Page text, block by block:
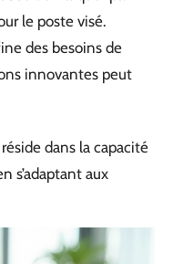
le poste visé.
des besoins de
innovantes peut
dans la capacité
s’adaptant aux